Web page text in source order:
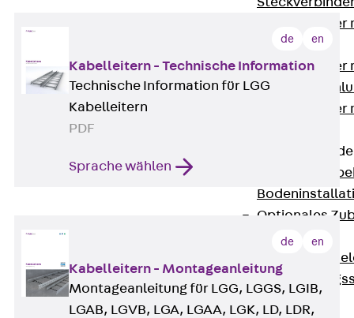
Gerätebecher
Anschluss
Gerätebecher
GST18-
Gerätebecher
Zubehör für
Optionales
Ersatzteile
de en
Kabelleitern - Technische Information
Technische Information für LGG
Kabelleitern
PDF
Sprache wählen
de en
Kabelleitern - Montageanleitung
Montageanleitung für LGG, LGGS, LGIB,
LGAB, LGVB, LGA, LGAA, LGK, LD, LDR,